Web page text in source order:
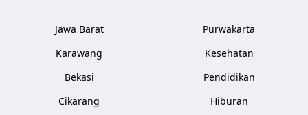
Jawa Barat
Karawang
Bekasi
Cikarang
Purwakarta
Kesehatan
Pendidikan
Hiburan